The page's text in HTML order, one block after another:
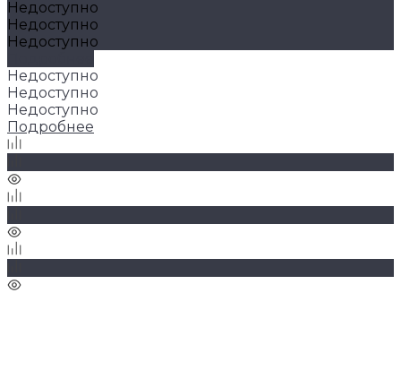
Недоступно
Недоступно
Недоступно
Недоступно
Недоступно
Недоступно
Подробнее